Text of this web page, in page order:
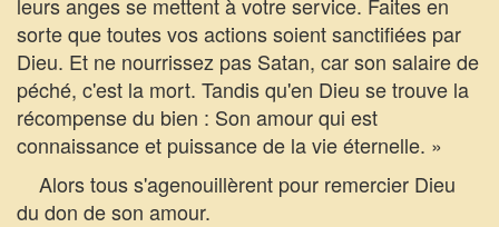
sorte que toutes vos actions soient sanctifiées par
Dieu. Et ne nourrissez pas Satan, car son salaire de
péché, c'est la mort. Tandis qu'en Dieu se trouve la
récompense du bien : Son amour qui est
connaissance et puissance de la vie éternelle. »
Alors tous s'agenouillèrent pour remercier Dieu
du don de son amour.